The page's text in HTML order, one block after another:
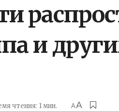
и
чтения: 1 мин. AA